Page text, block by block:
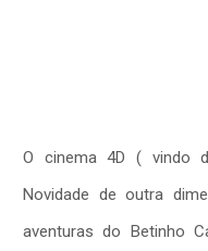
O cinema 4D ( vindo
Novidade de outra
aventuras do Betinho